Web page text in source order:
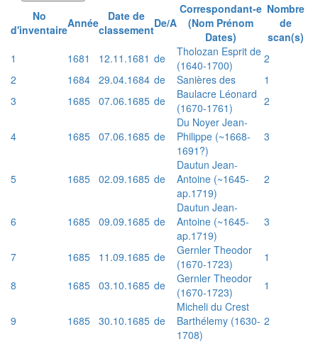
No
d'inventaireAnnée
Date de
classementDe/A
Correspondant-e
(Nom Prénom
Dates)
Nombre
de
scan(s)
1
1681 12.11.1681 de
Tholozan Esprit de
(1640-1700)
2
2
1684 29.04.1684 de Sanières des
1
3
1685 07.06.1685 de
Baulacre Léonard
(1670-1761)
2
4 1685 07.06.1685 de
Du Noyer Jean-
Philippe (~1668-
1691?)
3
5 1685 02.09.1685 de
Dautun Jean-
Antoine (~1645-
ap.1719)
2
6 1685 09.09.1685 de
Dautun Jean-
Antoine (~1645-
ap.1719)
3
7 1685 11.09.1685 de
Gernler Theodor
(1670-1723)
1
8
1685 03.10.1685 de
Gernler Theodor
(1670-1723)
1
9 1685 30.10.1685 de
Micheli du Crest
Barthélemy (1630-
1708)
2